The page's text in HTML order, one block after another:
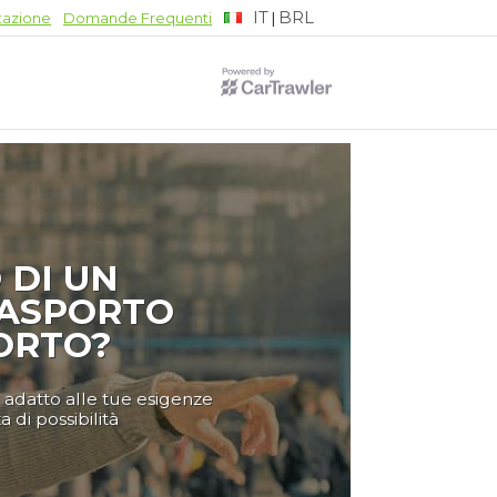
Domande Frequenti IT| BRL
DI UN
alle tue esigenze
di possibilità